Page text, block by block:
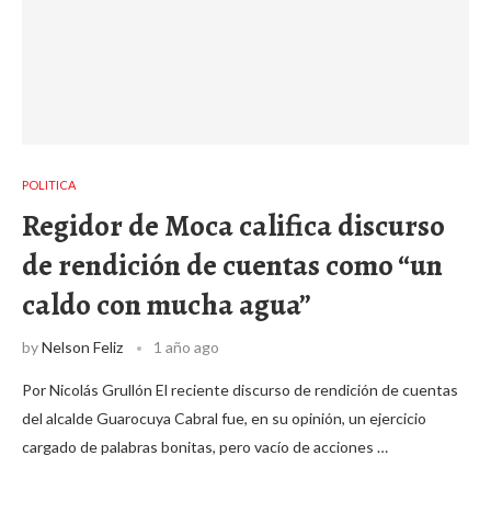
POLITICA
Regidor de Moca califica discurso
de rendición de cuentas como “un
caldo con mucha agua”
byNelson Feliz 1 año ago
Por Nicolás Grullón El reciente discurso de rendición de cuentas
del alcalde Guarocuya Cabral fue, en su opinión, un ejercicio
cargado de palabras bonitas, pero vacío de acciones …